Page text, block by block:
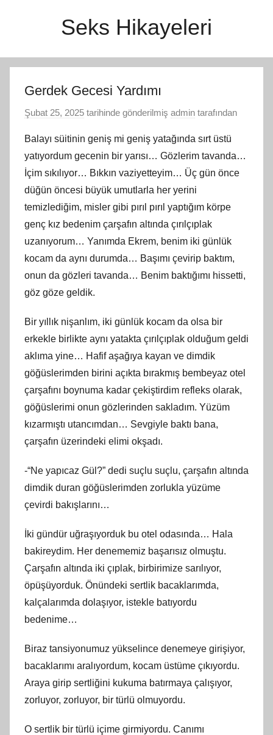
Seks Hikayeleri
Gerdek Gecesi Yardımı
Şubat 25, 2025 tarihinde gönderilmiş admin tarafından
Balayı süitinin geniş mi geniş yatağında sırt üstü
yatıyordum gecenin bir yarısı… Gözlerim tavanda…
İçim sıkılıyor… Bıkkın vaziyetteyim… Üç gün önce
düğün öncesi büyük umutlarla her yerini
temizlediğim, misler gibi pırıl pırıl yaptığım körpe
genç kız bedenim çarşafın altında çırılçıplak
uzanıyorum… Yanımda Ekrem, benim iki günlük
kocam da aynı durumda… Başımı çevirip baktım,
onun da gözleri tavanda… Benim baktığımı hissetti,
göz göze geldik.
Bir yıllık nişanlım, iki günlük kocam da olsa bir
erkekle birlikte aynı yatakta çırılçıplak olduğum geldi
aklıma yine… Hafif aşağıya kayan ve dimdik
göğüslerimden birini açıkta bırakmış bembeyaz otel
çarşafını boynuma kadar çekiştirdim refleks olarak,
göğüslerimi onun gözlerinden sakladım. Yüzüm
kızarmıştı utancımdan… Sevgiyle baktı bana,
çarşafın üzerindeki elimi okşadı.
-“Ne yapıcaz Gül?” dedi suçlu suçlu, çarşafın altında
dimdik duran göğüslerimden zorlukla yüzüme
çevirdi bakışlarını…
İki gündür uğraşıyorduk bu otel odasında… Hala
bakireydim. Her denememiz başarısız olmuştu.
Çarşafın altında iki çıplak, birbirimize sarılıyor,
öpüşüyorduk. Önündeki sertlik bacaklarımda,
kalçalarımda dolaşıyor, istekle batıyordu
bedenime…
Biraz tansiyonumuz yükselince denemeye girişiyor,
bacaklarımı aralıyordum, kocam üstüme çıkıyordu.
Araya girip sertliğini kukuma batırmaya çalışıyor,
zorluyor, zorluyor, bir türlü olmuyordu.
O sertlik bir türlü içime girmiyordu. Canımı